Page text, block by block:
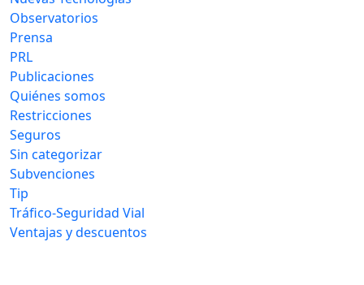
Observatorios
Prensa
PRL
Publicaciones
Quiénes somos
Restricciones
Seguros
Sin categorizar
Subvenciones
Tip
Tráfico-Seguridad Vial
Ventajas y descuentos